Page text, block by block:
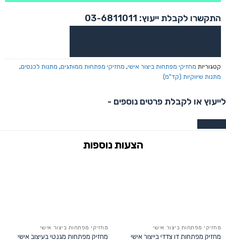
התקשרו לקבלת ייעוץ: 03-6811011
קטגוריות מחזיקי מפתחות ביצור אישי, מחזיקי מפתחות ממותגים, מתנות לכנסים,
מתנות שיווקיות (קד"מ)
לייעוץ או לקבלת פרטים נוספים -
מחזיקי מפתחות ביצור אישי
מחזיק מפתחות דו צדדי בייצור אישי
מחזיקי מפתחות ביצור אישי
מחזיק מפתחות מגנטי בעיצוב אישי